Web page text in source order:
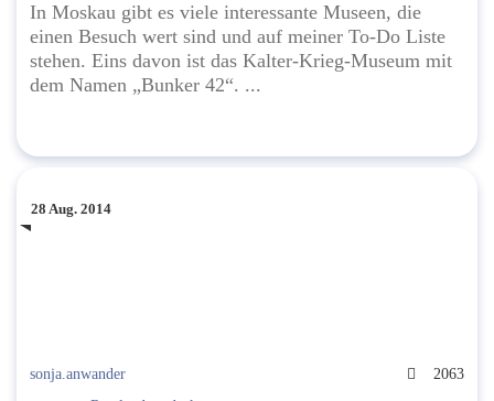
In Moskau gibt es viele interessante Museen, die
einen Besuch wert sind und auf meiner To-Do Liste
stehen. Eins davon ist das Kalter-Krieg-Museum mit
dem Namen „Bunker 42“. ...
28 Aug. 2014
sonja.anwander
2063